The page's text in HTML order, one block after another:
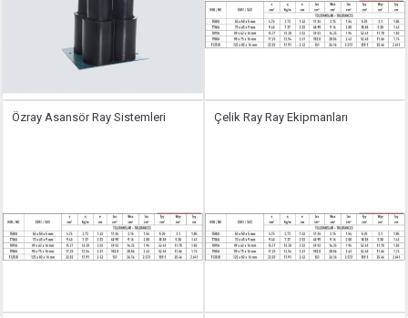
Özray Asansör Ray Sistemleri Çelik Ray Ray Ekipmanları